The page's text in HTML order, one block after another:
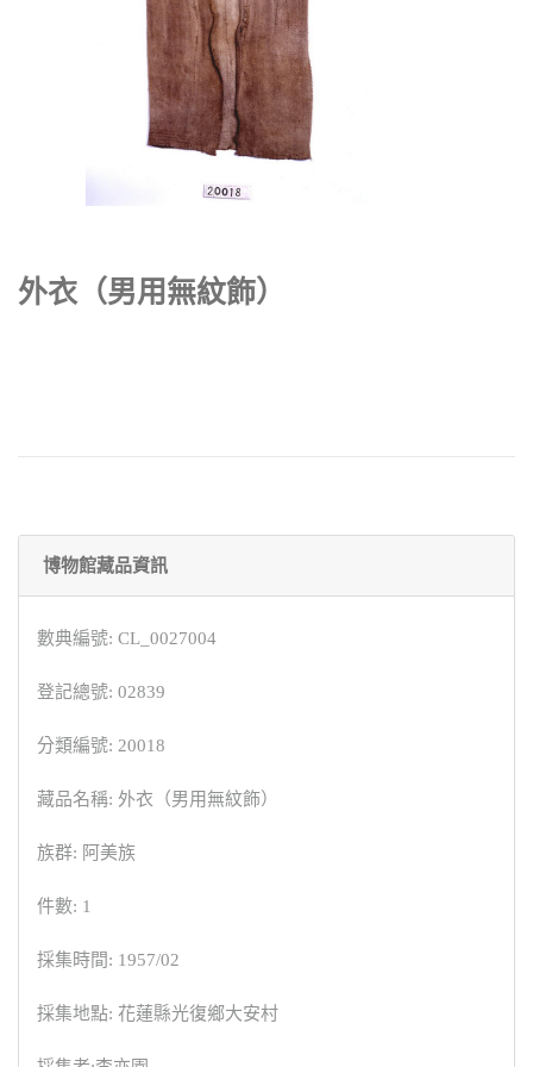
外衣（男用無紋飾）
博物館藏品資訊
數典編號: CL_0027004
登記總號: 02839
分類編號: 20018
藏品名稱: 外衣（男用無紋飾）
族群: 阿美族
件數: 1
採集時間: 1957/02
採集地點: 花蓮縣光復鄉大安村